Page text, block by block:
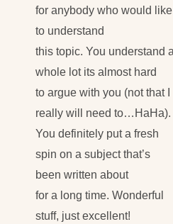
to understand
this topic. You understand a
whole lot its almost hard
to argue with you (not that I
really will need to…HaHa).
You definitely put a fresh
spin on a subject that’s
been written about
for a long time. Wonderful
stuff, just excellent!